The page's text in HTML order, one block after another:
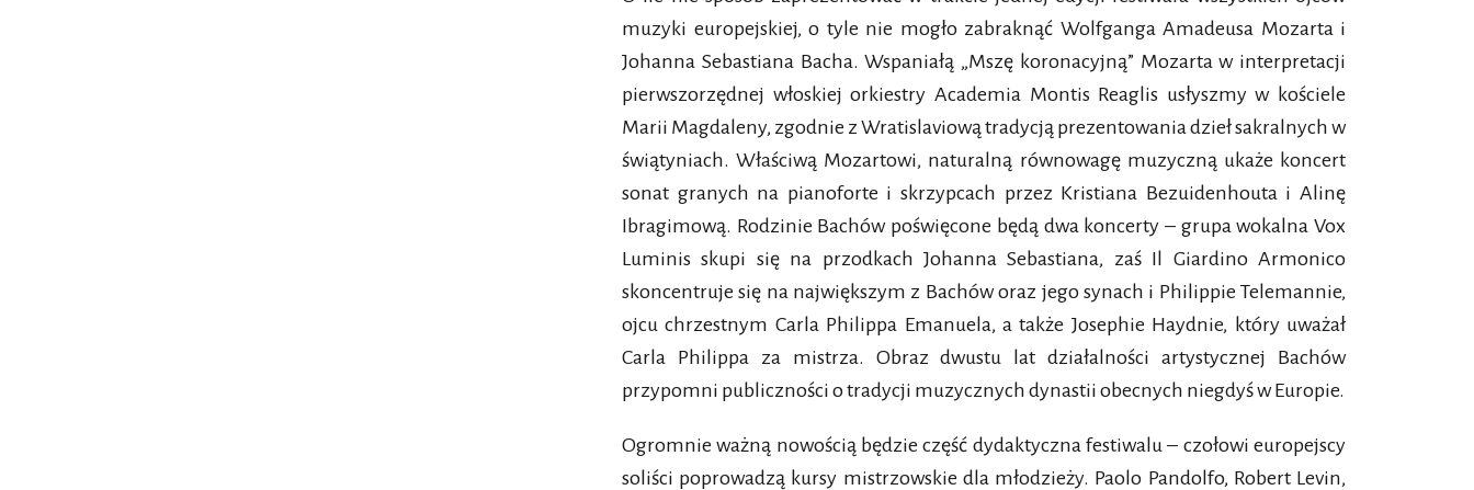
muzyki europejskiej, o tyle nie mogło zabraknąć Wolfganga Amadeusa Mozarta i
Johanna Sebastiana Bacha. Wspaniałą „Mszę koronacyjną” Mozarta w interpretacji
pierwszorzędnej włoskiej orkiestry Academia Montis Reaglis usłyszmy w kościele
Marii Magdaleny, zgodnie z Wratislaviową tradycją prezentowania dzieł sakralnych w
świątyniach. Właściwą Mozartowi, naturalną równowagę muzyczną ukaże koncert
sonat granych na pianoforte i skrzypcach przez Kristiana Bezuidenhouta i Alinę
Ibragimową. Rodzinie Bachów poświęcone będą dwa koncerty – grupa wokalna Vox
Luminis skupi się na przodkach Johanna Sebastiana, zaś Il Giardino Armonico
skoncentruje się na największym z Bachów oraz jego synach i Philippie Telemannie,
ojcu chrzestnym Carla Philippa Emanuela, a także Josephie Haydnie, który uważał
Carla Philippa za mistrza. Obraz dwustu lat działalności artystycznej Bachów
przypomni publiczności o tradycji muzycznych dynastii obecnych niegdyś w Europie.
Ogromnie ważną nowością będzie część dydaktyczna festiwalu – czołowi europejscy
soliści poprowadzą kursy mistrzowskie dla młodzieży. Paolo Pandolfo, Robert Levin,